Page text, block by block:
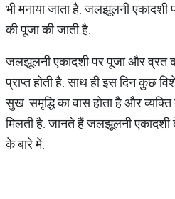
भी मनाया जाता है. जलझूलनी एकादशी
की पूजा की जाती है.
जलझूलनी एकादशी पर पूजा और व्रत
प्राप्त होती है. साथ ही इस दिन कुछ
सुख-समृद्धि का वास होता है और व्यक्ति
मिलती है. जानते हैं जलझूलनी
के बारे में.